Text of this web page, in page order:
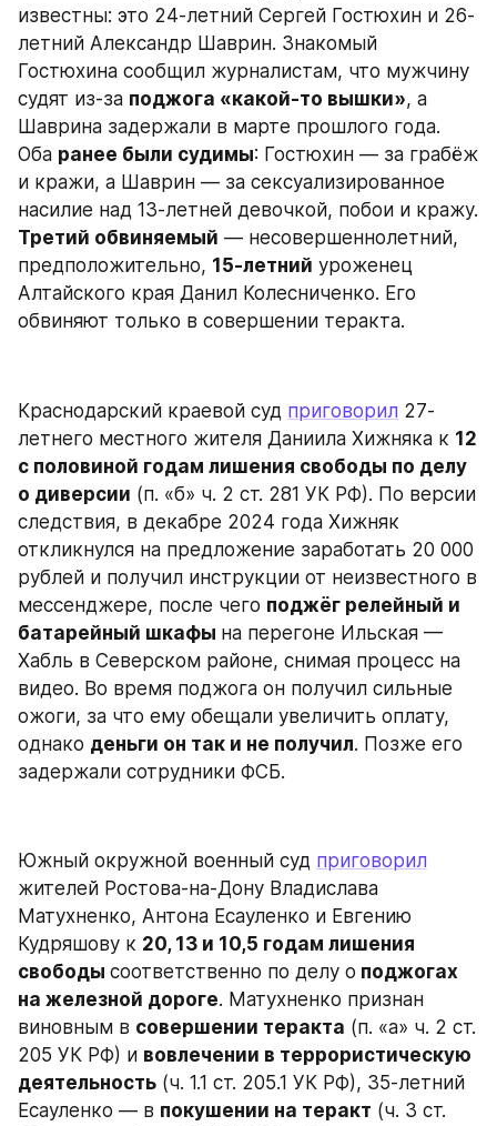
известны: это 24-летний Сергей Гостюхин и 26-
летний Александр Шаврин. Знакомый
Гостюхина сообщил журналистам, что мужчину
судят из-за поджога «какой-то вышки», а
Шаврина задержали в марте прошлого года.
Оба ранее были судимы: Гостюхин — за грабёж
и кражи, а Шаврин — за сексуализированное
Третий обвиняемый — несовершеннолетний,
предположительно, 15-летний уроженец
Алтайского края Данил Колесниченко. Его
обвиняют только в совершении теракта.
Краснодарский краевой суд приговорил 27-
летнего местного жителя Даниила Хижняка к 12
с половиной годам лишения свободы по делу
о диверсии (п. «б» ч. 2 ст. 281 УК РФ). По версии
следствия, в декабре 2024 года Хижняк
откликнулся на предложение заработать 20 000
рублей и получил инструкции от неизвестного в
мессенджере, после чего поджёг релейный и
батарейный шкафы на перегоне Ильская —
Хабль в Северском районе, снимая процесс на
видео. Во время поджога он получил сильные
ожоги, за что ему обещали увеличить оплату,
однако деньги он так и не получил. Позже его
задержали сотрудники ФСБ.
Южный окружной военный суд приговорил
жителей Ростова-на-Дону Владислава
Матухненко, Антона Есауленко и Евгению
Кудряшову к 20, 13 и 10,5 годам лишения
свободы соответственно по делу о поджогах
на железной дороге. Матухненко признан
виновным в совершении теракта (п. «а» ч. 2 ст.
205 УК РФ) и вовлечении в террористическую
деятельность (ч. 1.1 ст. 205.1 УК РФ), 35-летний
Есауленко — в покушении на теракт (ч. 3 ст.